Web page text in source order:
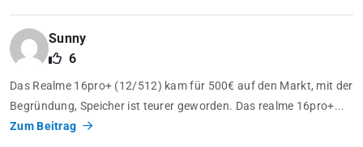
Sunny
6
Das Realme 16pro+ (12/512) kam für 500€ auf den Markt, mit der
Begründung, Speicher ist teurer geworden. Das realme 16pro+...
Zum Beitrag